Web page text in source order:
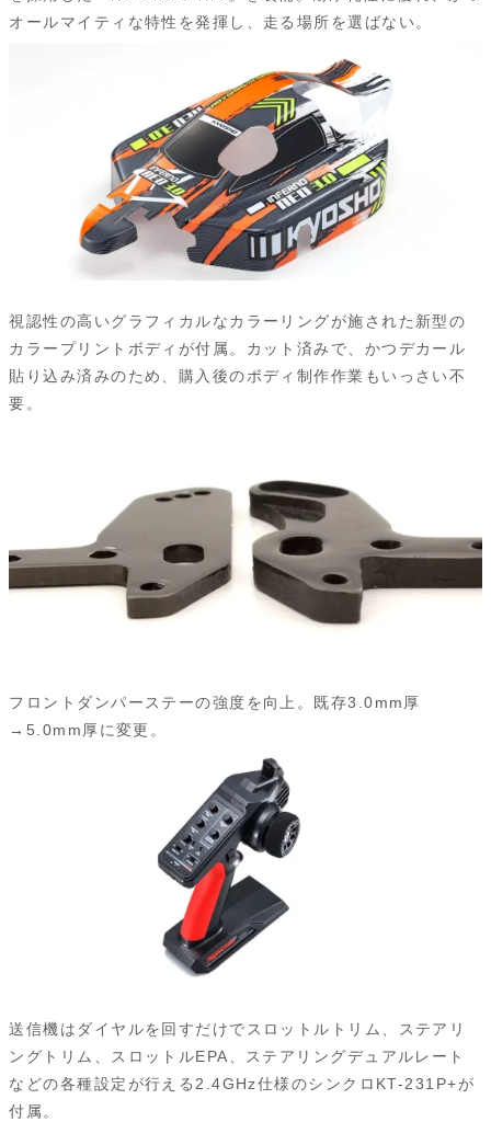
オールマイティな特性を発揮し、走る場所を選ばない。
視認性の高いグラフィカルなカラーリングが施された新型の
カラープリントボディが付属。カット済みで、かつデカール
貼り込み済みのため、購入後のボディ制作作業もいっさい不
要。
フロントダンパーステーの強度を向上。既存3.0mm厚
→5.0mm厚に変更。
送信機はダイヤルを回すだけでスロットルトリム、ステアリ
ングトリム、スロットルEPA、ステアリングデュアルレート
などの各種設定が行える2.4GHz仕様のシンクロKT-231P+が
付属。